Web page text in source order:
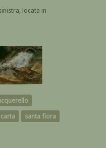
locata in
carta santa fiora